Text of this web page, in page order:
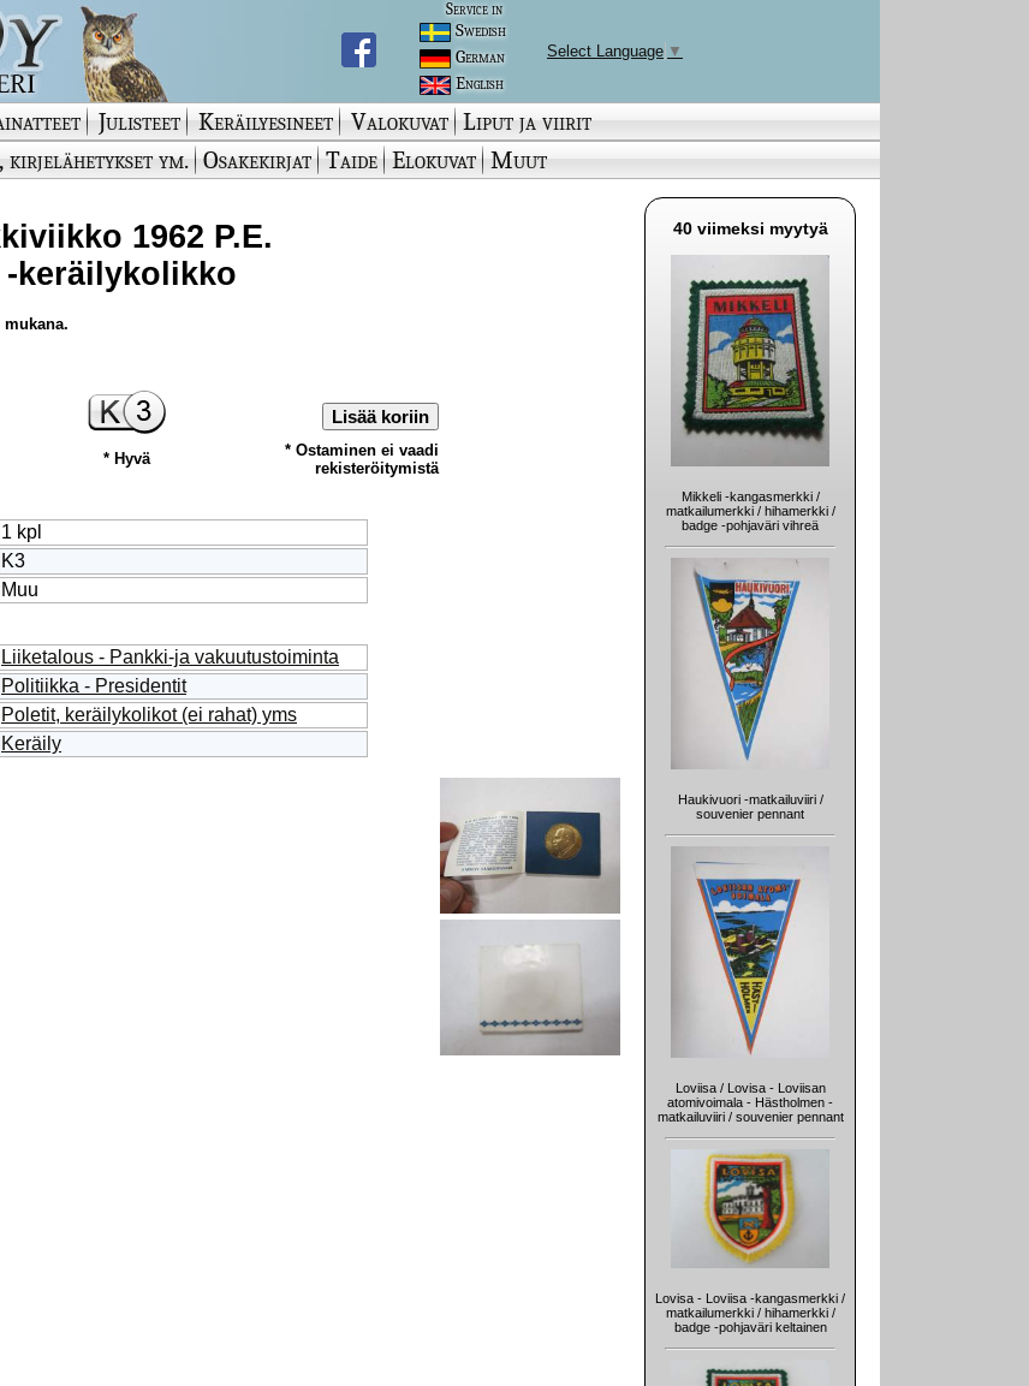
Service in
Swedish
German
English
Select Language ▼
Julisteet Keräilyesineet Valokuvat Liput ja viirit
ym. Osakekirjat Taide Elokuvat Muut
1962 P.E.
keräilykolikko
Lisää koriin
* Hyvä
* Ostaminen ei vaadi
rekisteröitymistä
1 kpl
K3
Muu
Liiketalous - Pankki-ja vakuutustoiminta
Politiikka - Presidentit
Poletit, keräilykolikot (ei rahat) yms
Keräily
40 viimeksi myytyä
Mikkeli -kangasmerkki /
matkailumerkki / hihamerkki /
badge -pohjaväri vihreä
Haukivuori -matkailuviiri /
souvenier pennant
Loviisa / Lovisa - Loviisan
atomivoimala - Hästholmen -
matkailuviiri / souvenier pennant
Lovisa - Loviisa -kangasmerkki /
matkailumerkki / hihamerkki /
badge -pohjaväri keltainen